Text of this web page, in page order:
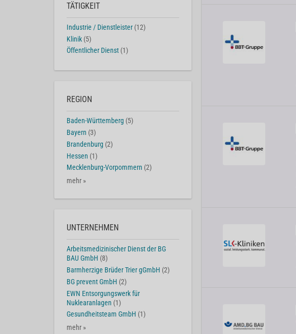
TÄTIGKEIT
Industrie / Dienstleister (12)
Klinik (5)
Öffentlicher Dienst (1)
REGION
Baden-Württemberg (5)
Bayern (3)
Brandenburg (2)
Hessen (1)
Mecklenburg-Vorpommern (2)
mehr »
UNTERNEHMEN
Arbeitsmedizinischer Dienst der BG
BAU GmbH (8)
Barmherzige Brüder Trier gGmbH (2)
BG prevent GmbH (2)
EWN Entsorgungswerk für
Nuklearanlagen (1)
Gesundheitsteam GmbH (1)
mehr »